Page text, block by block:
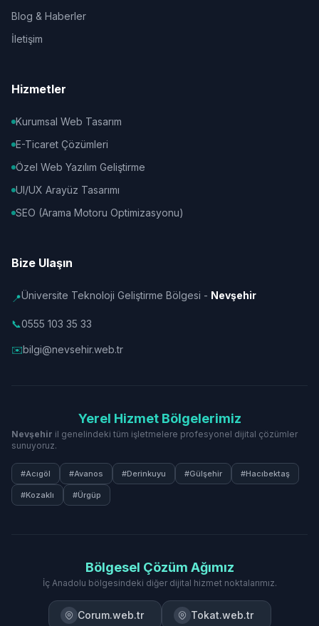
Blog & Haberler
İletişim
Hizmetler
Kurumsal Web Tasarım
E-Ticaret Çözümleri
Özel Web Yazılım Geliştirme
UI/UX Arayüz Tasarımı
SEO (Arama Motoru Optimizasyonu)
Bize Ulaşın
📍Üniversite Teknoloji Geliştirme Bölgesi - Nevşehir
📞0555 103 35 33
✉️bilgi@nevsehir.web.tr
Yerel Hizmet Bölgelerimiz
Nevşehir il genelindeki tüm işletmelere profesyonel dijital çözümler
sunuyoruz.
#Acıgöl #Avanos #Derinkuyu #Gülşehir #Hacıbektaş
#Kozaklı #Ürgüp
Bölgesel Çözüm Ağımız
İç Anadolu bölgesindeki diğer dijital hizmet noktalarımız.
Corum.web.tr Tokat.web.tr